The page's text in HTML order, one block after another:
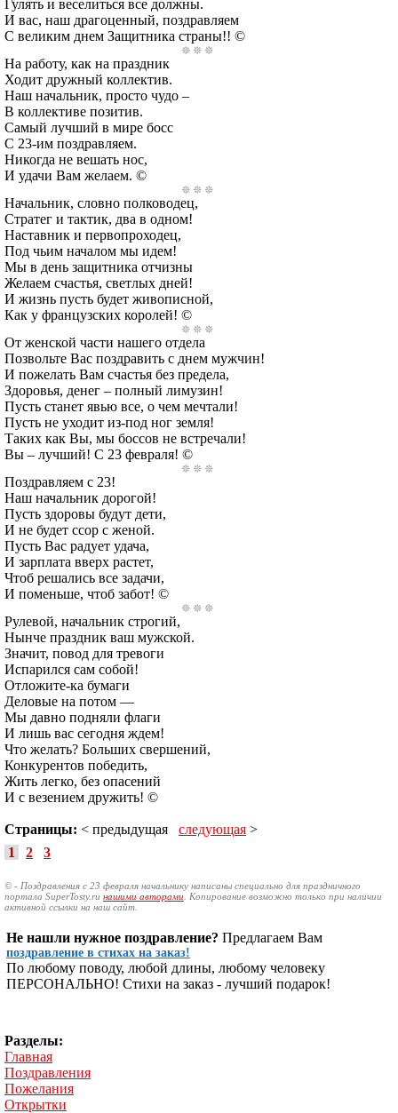
Гулять и веселиться все должны.
И вас, наш драгоценный, поздравляем
С великим днем Защитника страны!! ©
На работу, как на праздник
Ходит дружный коллектив.
Наш начальник, просто чудо –
В коллективе позитив.
Самый лучший в мире босс
С 23-им поздравляем.
Никогда не вешать нос,
И удачи Вам желаем. ©
Начальник, словно полководец,
Стратег и тактик, два в одном!
Наставник и первопроходец,
Под чьим началом мы идем!
Мы в день защитника отчизны
Желаем счастья, светлых дней!
И жизнь пусть будет живописной,
Как у французских королей! ©
От женской части нашего отдела
Позвольте Вас поздравить с днем мужчин!
И пожелать Вам счастья без предела,
Здоровья, денег – полный лимузин!
Пусть станет явью все, о чем мечтали!
Пусть не уходит из-под ног земля!
Таких как Вы, мы боссов не встречали!
Вы – лучший! С 23 февраля! ©
Поздравляем с 23!
Наш начальник дорогой!
Пусть здоровы будут дети,
И не будет ссор с женой.
Пусть Вас радует удача,
И зарплата вверх растет,
Чтоб решались все задачи,
И поменьше, чтоб забот! ©
Рулевой, начальник строгий,
Нынче праздник ваш мужской.
Значит, повод для тревоги
Испарился сам собой!
Отложите-ка бумаги
Деловые на потом —
Мы давно подняли флаги
И лишь вас сегодня ждем!
Что желать? Больших свершений,
Конкурентов победить,
Жить легко, без опасений
И с везением дружить! ©
Страницы: < предыдущая следующая >
1
2 3
© - Поздравления с 23 февраля начальнику написаны специально для праздничного
портала SuperTosty.ru нашими авторами . Копирование возможно только при наличии
активной ссылки на наш сайт.
Не нашли нужное поздравление? Предлагаем Вам
поздравление в стихах на заказ!
По любому поводу, любой длины, любому человеку
ПЕРСОНАЛЬНО! Стихи на заказ - лучший подарок!
Разделы:
Главная
Поздравления
Пожелания
Открытки